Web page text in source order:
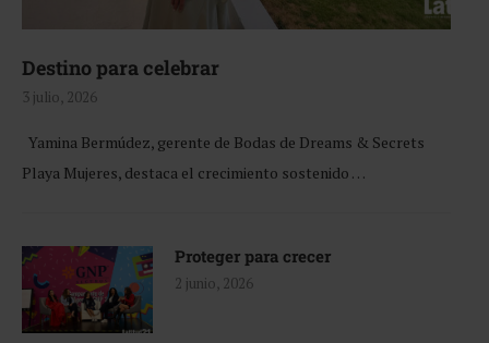
Destino para celebrar
3 julio, 2026
Yamina Bermúdez, gerente de Bodas de Dreams & Secrets
Playa Mujeres, destaca el crecimiento sostenido …
Proteger para crecer
2 junio, 2026